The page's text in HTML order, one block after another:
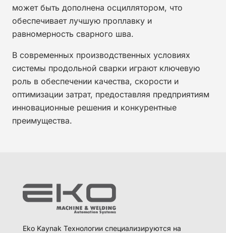
может быть дополнена осциллятором, что
обеспечивает лучшую проплавку и
равномерность сварного шва.
В современных производственных условиях
системы продольной сварки играют ключевую
роль в обеспечении качества, скорости и
оптимизации затрат, предоставляя предприятиям
инновационные решения и конкурентные
преимущества.
Eko Kaynak Технологии специализируются на